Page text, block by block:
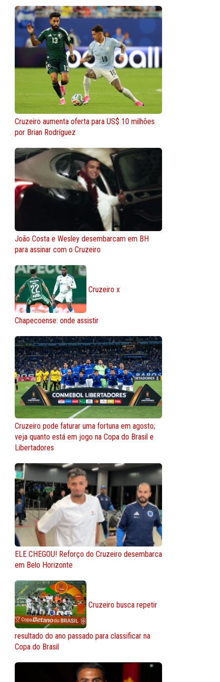
Cruzeiro aumenta oferta para US$ 10 milhões
por Brian Rodríguez
João Costa e Wesley desembarcam em BH
para assinar com o Cruzeiro
Cruzeiro x
Chapecoense: onde assistir
Cruzeiro pode faturar uma fortuna em agosto;
veja quanto está em jogo na Copa do Brasil e
Libertadores
ELE CHEGOU! Reforço do Cruzeiro desembarca
em Belo Horizonte
Cruzeiro busca repetir
resultado do ano passado para classificar na
Copa do Brasil